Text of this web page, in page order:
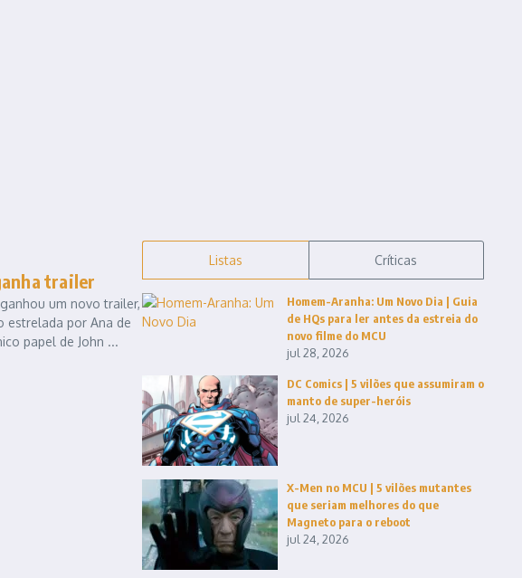
trailer
um novo trailer,
estrelada por Ana de
papel de John ...
Listas Críticas
Homem-Aranha: Um Novo Dia | Guia
de HQs para ler antes da estreia do
novo filme do MCU
jul 28, 2026
DC Comics | 5 vilões que assumiram o
manto de super-heróis
jul 24, 2026
X-Men no MCU | 5 vilões mutantes
que seriam melhores do que
Magneto para o reboot
jul 24, 2026